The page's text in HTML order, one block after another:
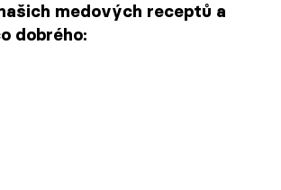
medových receptů a
dobrého: